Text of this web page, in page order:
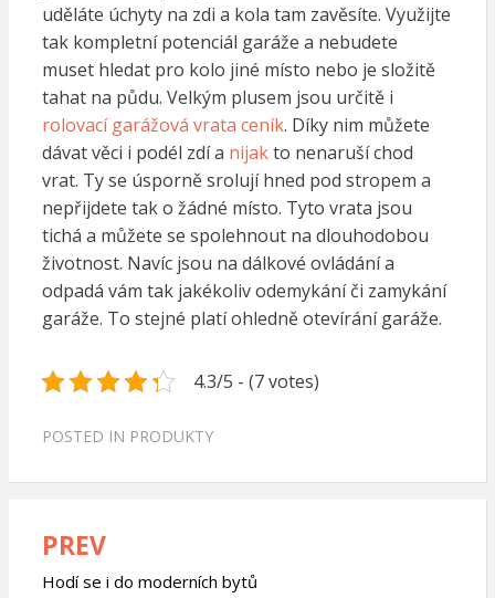
uděláte úchyty na zdi a kola tam zavěsíte. Využijte
tak kompletní potenciál garáže a nebudete
muset hledat pro kolo jiné místo nebo je složitě
tahat na půdu. Velkým plusem jsou určitě i
rolovací garážová vrata ceník. Díky nim můžete
dávat věci i podél zdí a nijakto nenaruší chod
vrat. Ty se úsporně srolují hned pod stropem a
nepřijdete tak o žádné místo. Tyto vrata jsou
tichá a můžete se spolehnout na dlouhodobou
životnost. Navíc jsou na dálkové ovládání a
odpadá vám tak jakékoliv odemykání či zamykání
garáže. To stejné platí ohledně otevírání garáže.
4.3/5 - (7 votes)
POSTED IN PRODUKTY
Navigace
pro
PREV
Hodí se i do moderních bytů